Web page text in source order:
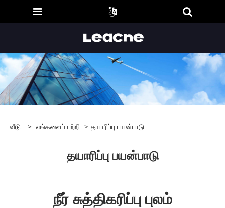
வீடு > எங்களைப் பற்றி > தயாரிப்பு பயன்பாடு
தயாரிப்பு பயன்பாடு
நீர் சுத்திகரிப்பு புலம்